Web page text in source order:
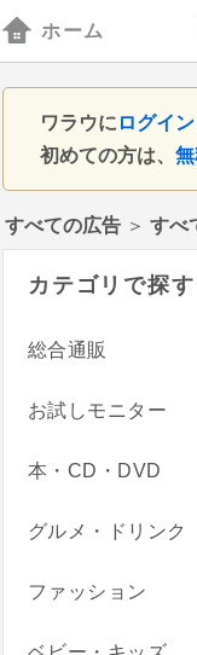
ホーム
ワラウに ログイン
初めての方は、
すべての広告 ＞ すべ
カテゴリで探す
総合通販
お試しモニター
本・CD・DVD
グルメ・ドリンク
ファッション